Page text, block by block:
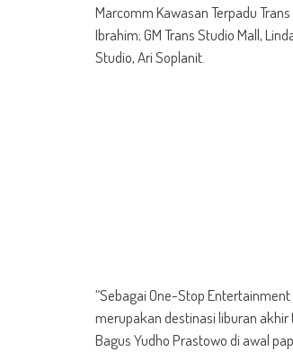
Marcomm Kawasan Terpadu
Ibrahim; GM Trans Studio Mall,
Studio, Ari Soplanit.
“Sebagai One-Stop
merupakan destinasi liburan akhir
Bagus Yudho Prastowo di awal